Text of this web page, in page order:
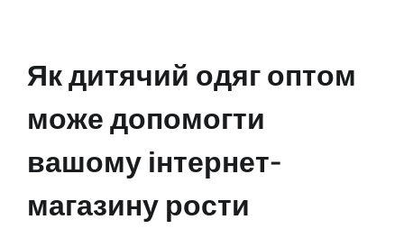
Як дитячий одяг оптом
може допомогти
вашому інтернет-
магазину рости